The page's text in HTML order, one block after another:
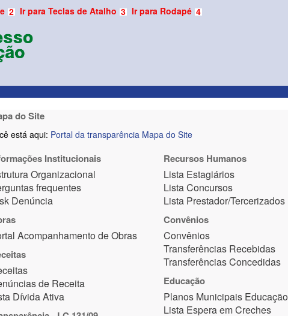
2 Ir para Teclas de Atalho 3 Ir para Rodapé 4
do Site
está aqui: Portal da transparência Mapa do Site
Institucionais
Organizacional
frequentes
Denúncia
Acompanhamento de Obras
de Receita
Dívida Ativa
Recursos Humanos
Lista Estagiários
Lista Concursos
Lista Prestador/Tercerizados
Convênios
Convênios
Transferências Recebidas
Transferências Concedidas
Educação
Planos Municipais Educação
Lista Espera em Creches